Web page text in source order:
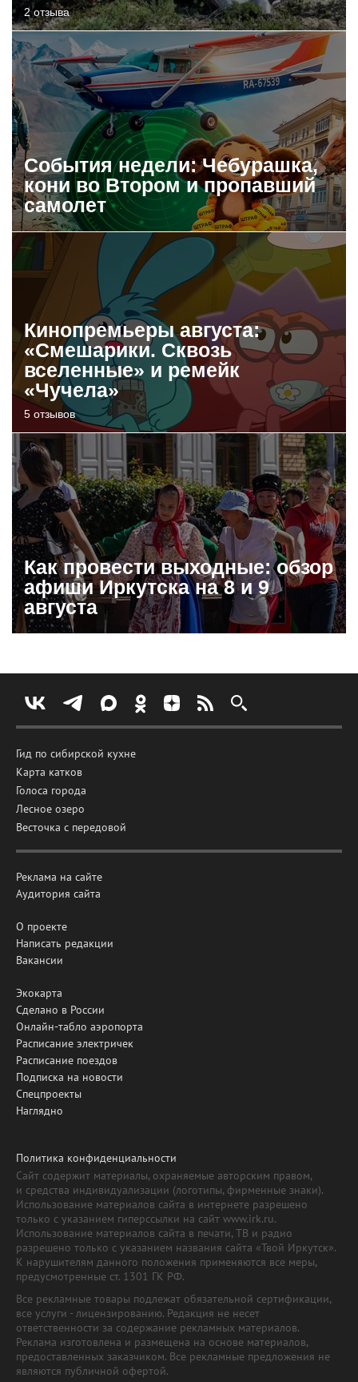
2 отзыва
События недели: Чебурашка,
кони во Втором и пропавший
самолет
Кинопремьеры августа:
«Смешарики. Сквозь
вселенные» и ремейк
«Чучела»
5 отзывов
Как провести выходные: обзор
афиши Иркутска на 8 и 9
августа
Гид по сибирской кухне
Карта катков
Голоса города
Лесное озеро
Весточка с передовой
Реклама на сайте
Аудитория сайта
О проекте
Написать редакции
Вакансии
Экокарта
Сделано в России
Онлайн-табло аэропорта
Расписание электричек
Расписание поездов
Подписка на новости
Спецпроекты
Наглядно
Политика конфиденциальности
Сайт содержит материалы, охраняемые авторским правом,
и средства индивидуализации (логотипы, фирменные знаки).
Использование материалов сайта в интернете разрешено
только с указанием гиперссылки на сайт www.irk.ru.
Использование материалов сайта в печати, ТВ и радио
разрешено только с указанием названия сайта «Твой Иркутск».
К нарушителям данного положения применяются все меры,
предусмотренные ст. 1301 ГК РФ.
Все рекламные товары подлежат обязательной сертификации,
все услуги - лицензированию. Редакция не несет
ответственности за содержание рекламных материалов.
Реклама изготовлена и размещена на основе материалов,
предоставленных заказчиком. Все рекламные предложения не
являются публичной офертой.